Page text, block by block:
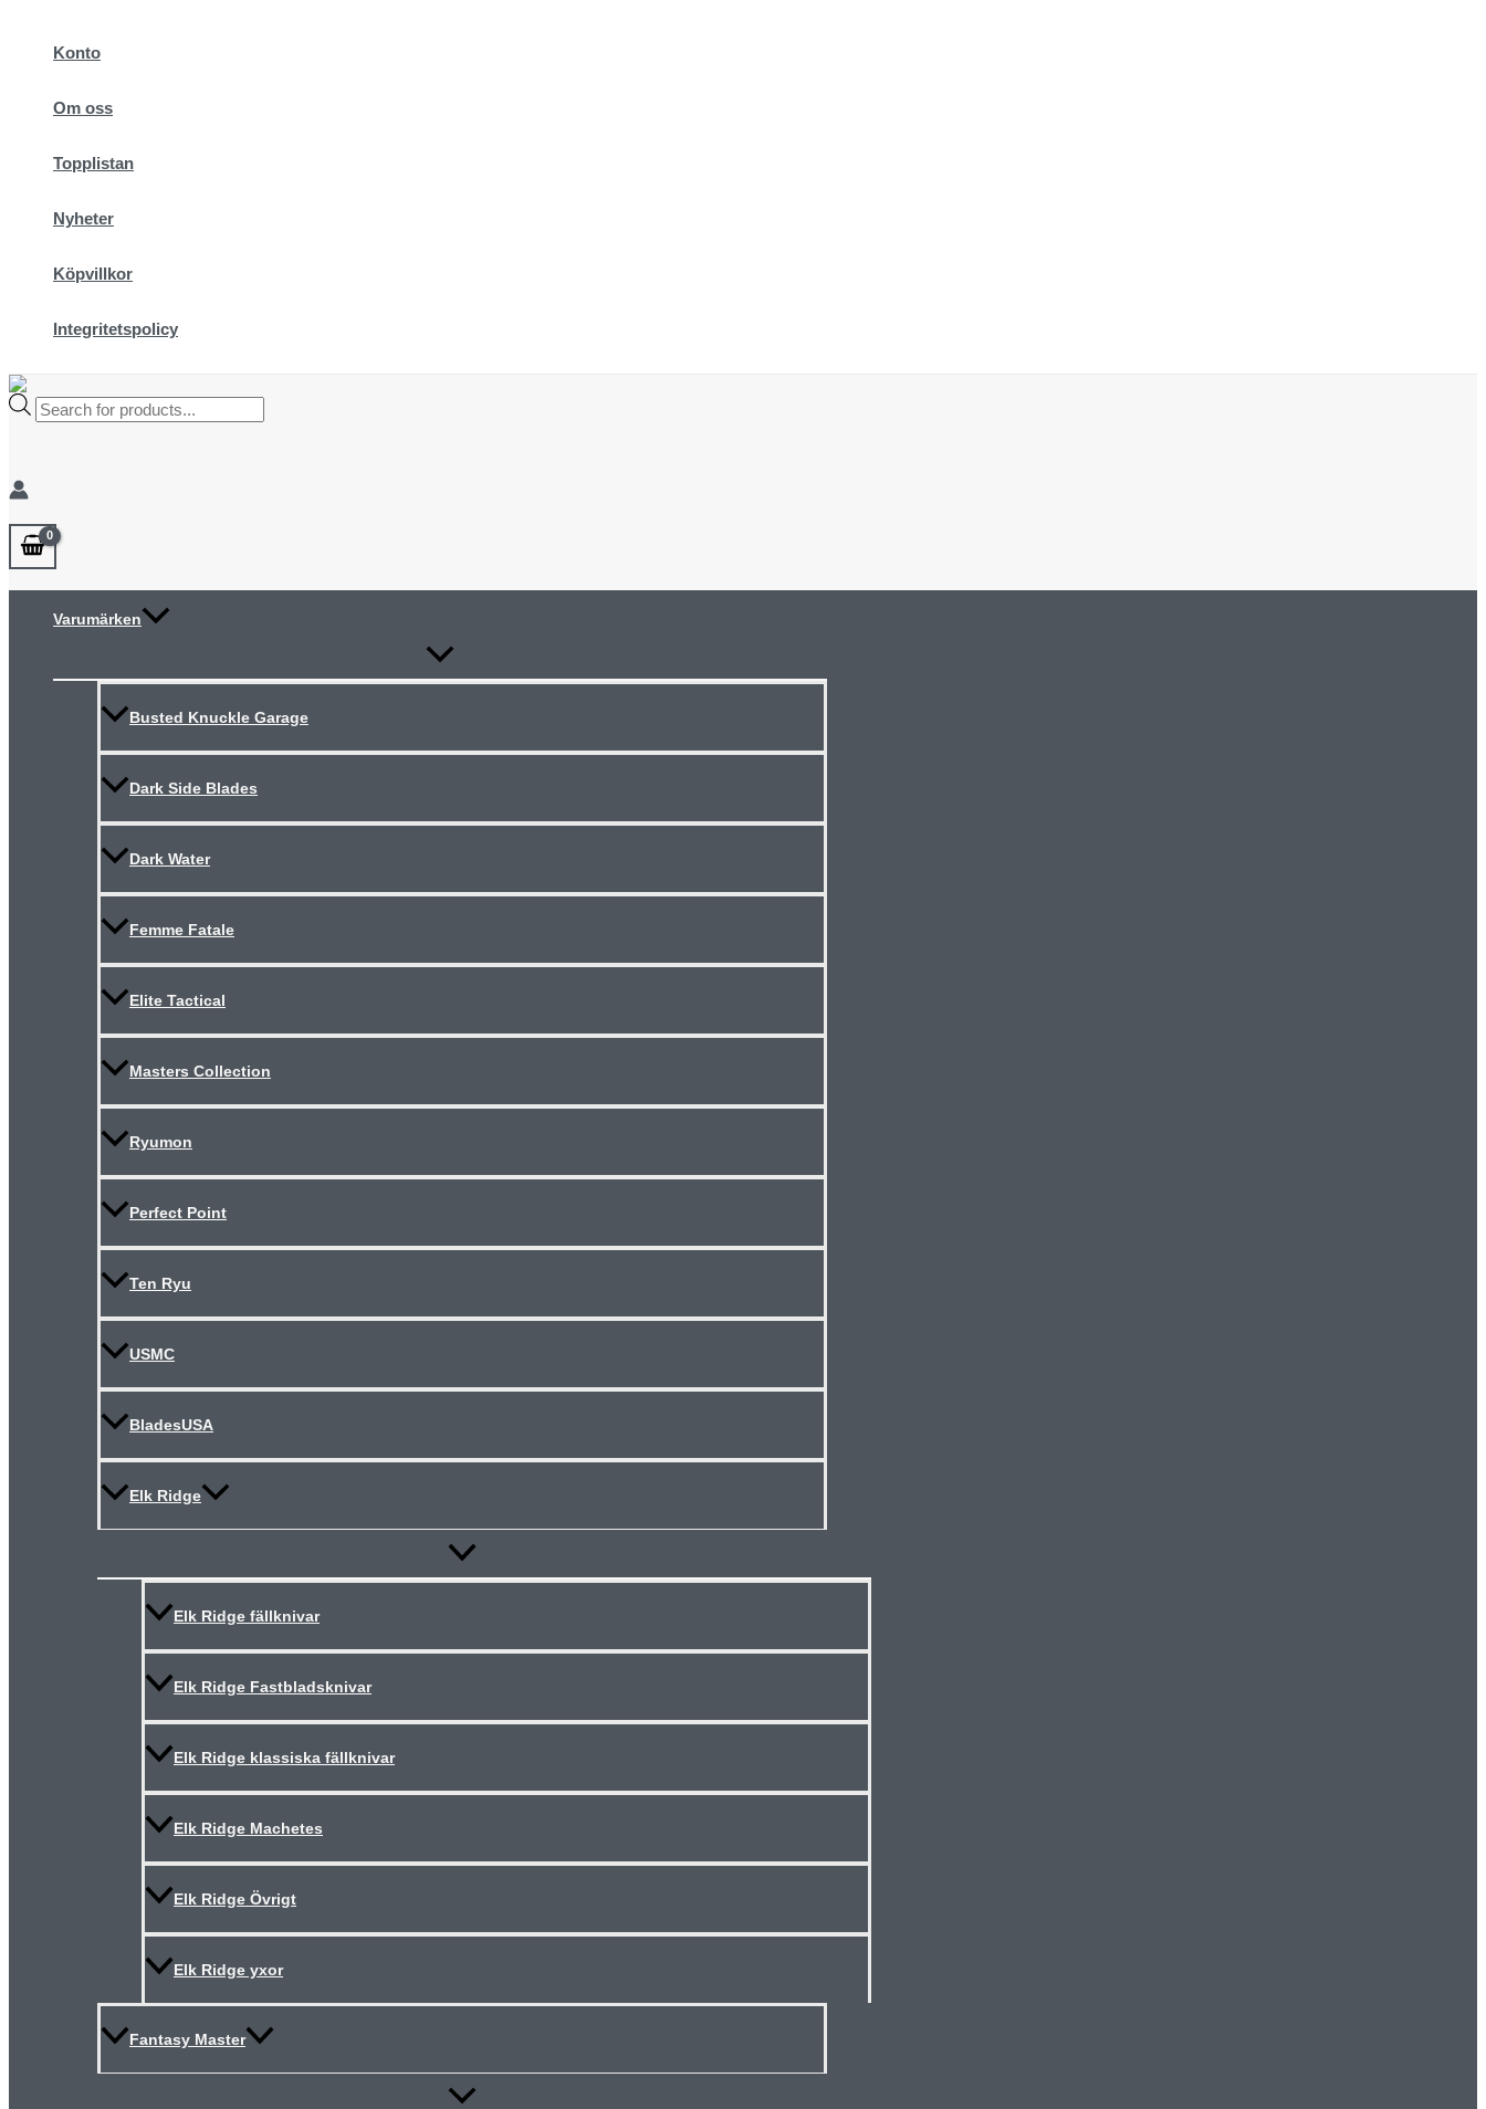
innehållKonto
Om oss
Topplistan
Nyheter
Köpvillkor
Integritetspolicy
Products
search
Varumärken
Slå
meny
Busted Knuckle Garage
Dark Side Blades
Dark Water
Femme Fatale
Elite Tactical
Masters Collection
Ryumon
Perfect Point
Ten Ryu
USMC
BladesUSA
Elk Ridge
Slå
meny
Elk Ridge fällknivar
Elk Ridge Fastbladsknivar
Elk Ridge klassiska fällknivar
Elk Ridge Machetes
Elk Ridge Övrigt
Elk Ridge yxor
Fantasy Master
Slå